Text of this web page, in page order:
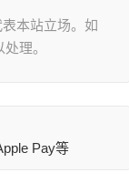
本站立场。如
理。
Pay等